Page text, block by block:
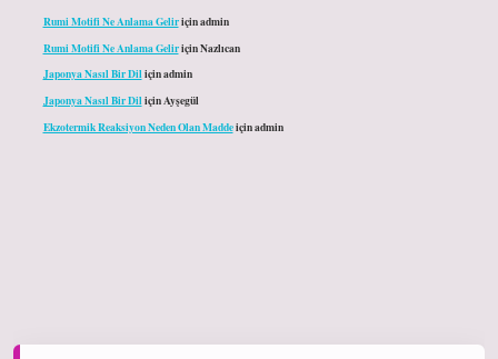
Rumi Motifi Ne Anlama Geliriçinadmin
Rumi Motifi Ne Anlama GeliriçinNazlıcan
Japonya Nasıl Bir Diliçinadmin
Japonya Nasıl Bir DiliçinAyşegül
Ekzotermik Reaksiyon Neden Olan Maddeiçinadmin